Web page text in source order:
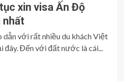
xin visa Ấn Độ
nhất
dẫn với rất nhiều du khách Việt
Đến với đất nước là cái...